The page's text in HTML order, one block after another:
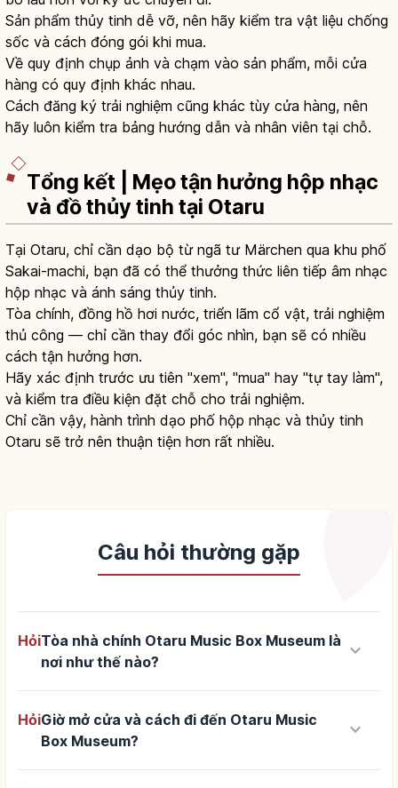
Sản phẩm thủy tinh dễ vỡ, nên hãy kiểm tra vật liệu chống
sốc và cách đóng gói khi mua.
Về quy định chụp ảnh và chạm vào sản phẩm, mỗi cửa
hàng có quy định khác nhau.
Cách đăng ký trải nghiệm cũng khác tùy cửa hàng, nên
hãy luôn kiểm tra bảng hướng dẫn và nhân viên tại chỗ.
Tổng kết | Mẹo tận hưởng hộp nhạc
và đồ thủy tinh tại Otaru
Tại Otaru, chỉ cần dạo bộ từ ngã tư Märchen qua khu phố
Sakai-machi, bạn đã có thể thưởng thức liên tiếp âm nhạc
hộp nhạc và ánh sáng thủy tinh.
Tòa chính, đồng hồ hơi nước, triển lãm cổ vật, trải nghiệm
thủ công — chỉ cần thay đổi góc nhìn, bạn sẽ có nhiều
cách tận hưởng hơn.
Hãy xác định trước ưu tiên "xem", "mua" hay "tự tay làm",
và kiểm tra điều kiện đặt chỗ cho trải nghiệm.
Chỉ cần vậy, hành trình dạo phố hộp nhạc và thủy tinh
Otaru sẽ trở nên thuận tiện hơn rất nhiều.
Câu hỏi thường gặp
HỏiTòa nhà chính Otaru Music Box Museum là
nơi như thế nào?
keyboard_arrow_down
HỏiGiờ mở cửa và cách đi đến Otaru Music
Box Museum?
keyboard_arrow_down